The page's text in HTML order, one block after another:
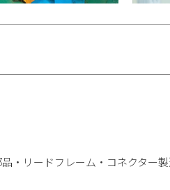
・リードフレーム・コネクター